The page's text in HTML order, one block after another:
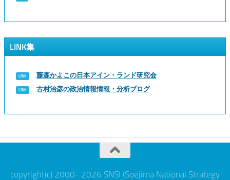
LINK集
藤森かよこの日本アイン・ランド研究会
古村治彦の政治情報情報・分析ブログ
copyright(c) 2000- 2026 SNSI (Soejima National Strategy